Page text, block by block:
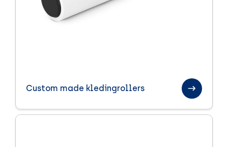
Custom made kledingrollers